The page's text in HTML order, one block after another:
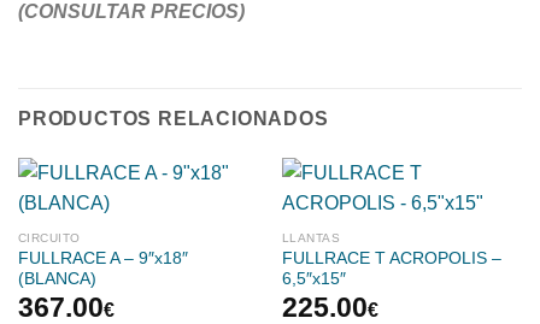
(CONSULTAR PRECIOS)
PRODUCTOS RELACIONADOS
CIRCUITO
FULLRACE A – 9″x18″
(BLANCA)
367.00€
LLANTAS
FULLRACE T ACROPOLIS –
6,5″x15″
225.00€